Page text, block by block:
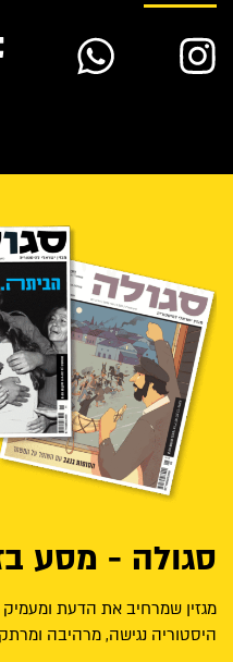
סגולה - מסע
מגזין שמרחיב את הדעת
היסטוריה נגישה, מרהיבה